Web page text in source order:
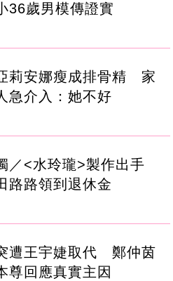
36歲男模傳證實
莉安娜瘦成排骨精 家
急介入：她不好
／<水玲瓏>製作出手
路路領到退休金
遭王宇婕取代 鄭仲茵
尊回應真實主因